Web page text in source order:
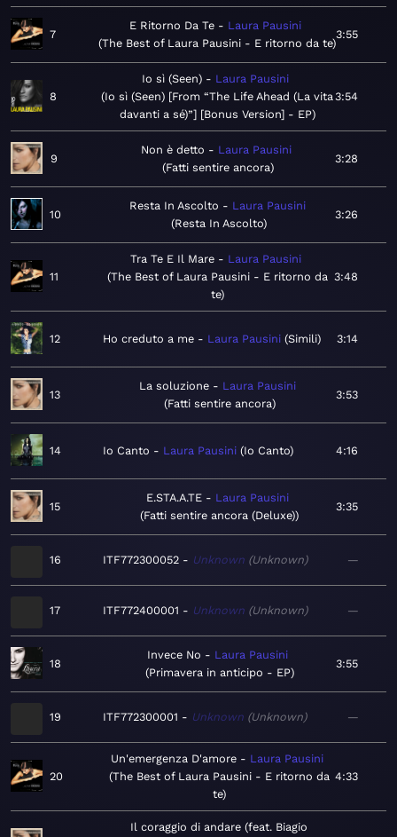
7
E Ritorno Da Te
Laura Pausini
The Best of Laura Pausini - E ritorno da te
3:55
8
Io sì (Seen)
Laura Pausini
Io sì (Seen) [From “The Life Ahead (La vita
davanti a sé)”] [Bonus Version] - EP
3:54
9
Non è detto
Laura Pausini
Fatti sentire ancora
3:28
10
Resta In Ascolto
Laura Pausini
Resta In Ascolto
3:26
11
Tra Te E Il Mare
Laura Pausini
The Best of Laura Pausini - E ritorno da
te
3:48
12 Ho creduto a me Laura Pausini Simili 3:14
13
La soluzione
Laura Pausini
Fatti sentire ancora
3:53
14 Io Canto Laura Pausini Io Canto 4:16
15
E.STA.A.TE
Laura Pausini
Fatti sentire ancora (Deluxe)
3:35
16 ITF772300052 Unknown Unknown —
17 ITF772400001 Unknown Unknown —
18
Invece No
Laura Pausini
Primavera in anticipo - EP
3:55
19 ITF772300001 Unknown Unknown —
20
Un'emergenza D'amore
Laura Pausini
The Best of Laura Pausini - E ritorno da
te
4:33
Il coraggio di andare (feat. Biagio